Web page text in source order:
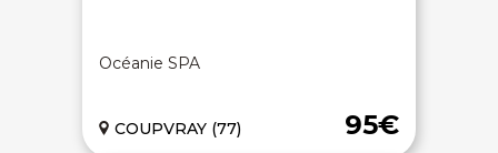
Océanie SPA
95€
COUPVRAY (77)